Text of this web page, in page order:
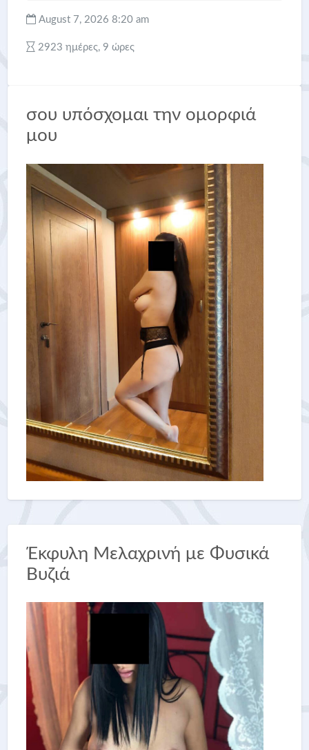
August 7, 2026 8:20 am
2923 ημέρες, 9 ώρες
σου υπόσχομαι την ομορφιά
μου
Έκφυλη Μελαχρινή με Φυσικά
Βυζιά